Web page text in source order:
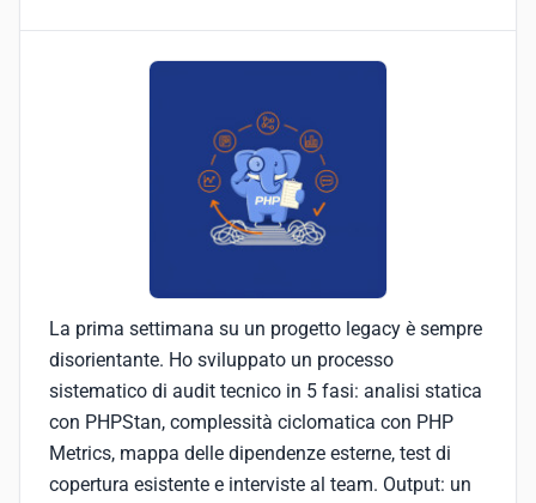
La prima settimana su un progetto legacy è sempre
disorientante. Ho sviluppato un processo
sistematico di audit tecnico in 5 fasi: analisi statica
con PHPStan, complessità ciclomatica con PHP
Metrics, mappa delle dipendenze esterne, test di
copertura esistente e interviste al team. Output: un